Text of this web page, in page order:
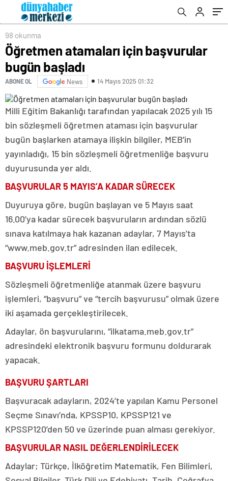
98 okunma
Öğretmen atamaları için başvurular
bugün başladı
ABONE OL News 14 Mayıs 2025 01:32
Milli Eğitim Bakanlığı tarafından yapılacak 2025 yılı 15
bin sözleşmeli öğretmen ataması için başvurular
bugün başlarken atamaya ilişkin bilgiler, MEB’in
yayınladığı, 15 bin sözleşmeli öğretmenliğe başvuru
duyurusunda yer aldı.
BAŞVURULAR 5 MAYIS’A KADAR SÜRECEK
Duyuruya göre, bugün başlayan ve 5 Mayıs saat
16.00’ya kadar sürecek başvuruların ardından sözlü
sınava katılmaya hak kazanan adaylar, 7 Mayıs’ta
“www.meb.gov.tr” adresinden ilan edilecek.
BAŞVURU İŞLEMLERİ
Sözleşmeli öğretmenliğe atanmak üzere başvuru
işlemleri, “başvuru” ve “tercih başvurusu” olmak üzere
iki aşamada gerçekleştirilecek.
Adaylar, ön başvurularını, “ilkatama.meb.gov.tr”
adresindeki elektronik başvuru formunu doldurarak
yapacak.
BAŞVURU ŞARTLARI
Başvuracak adayların, 2024’te yapılan Kamu Personel
Seçme Sınavı’nda, KPSSP10, KPSSP121 ve
KPSSP120’den 50 ve üzerinde puan alması gerekiyor.
BAŞVURULAR NASIL DEĞERLENDİRİLECEK
Adaylar; Türkçe, İlköğretim Matematik, Fen Bilimleri,